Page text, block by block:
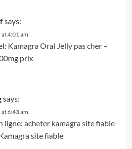
says:
4:01 am
Kamagra Oral Jelly pas cher–
prix
says:
6:43 am
ligne: acheter kamagra site fiable
site fiable